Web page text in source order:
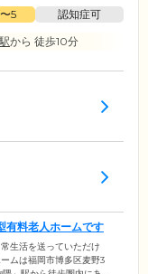
5
認知症可
から 徒歩10分
有料老人ホームです
生活を送っていただけ
ムは福岡市博多区麦野3